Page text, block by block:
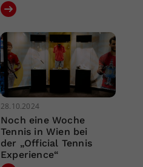
28.10.2024
Noch eine Woche
Tennis in Wien bei
der „Official Tennis
Experience“